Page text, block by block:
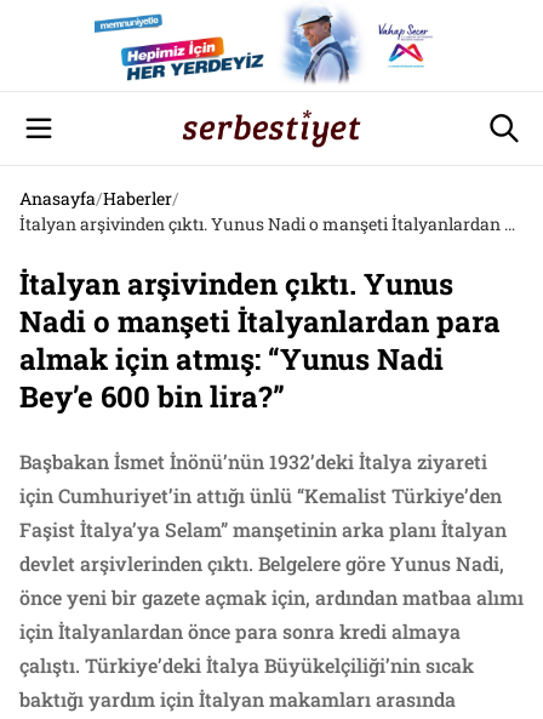
Anasayfa/Haberler/
İtalyan arşivinden çıktı. Yunus Nadi o manşeti İtalyanlardan para almak için atmış: “Yunus Nadi Bey’e 600 bin lira?”
İtalyan arşivinden çıktı. Yunus
Nadi o manşeti İtalyanlardan para
almak için atmış: “Yunus Nadi
Bey’e 600 bin lira?”
Başbakan İsmet İnönü’nün 1932’deki İtalya ziyareti
için Cumhuriyet’in attığı ünlü “Kemalist Türkiye’den
Faşist İtalya’ya Selam” manşetinin arka planı İtalyan
devlet arşivlerinden çıktı. Belgelere göre Yunus Nadi,
önce yeni bir gazete açmak için, ardından matbaa alımı
için İtalyanlardan önce para sonra kredi almaya
çalıştı. Türkiye’deki İtalya Büyükelçiliği’nin sıcak
baktığı yardım için İtalyan makamları arasında